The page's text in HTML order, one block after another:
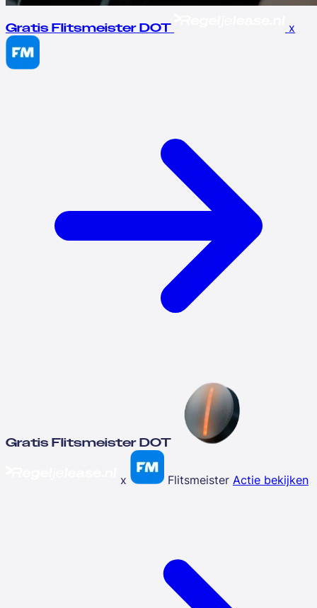
Gratis Flitsmeister DOT x
Gratis Flitsmeister DOT
x Flitsmeister Actie bekijken